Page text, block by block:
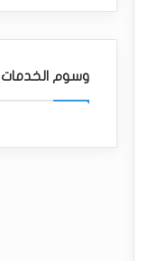
وسوم الخدمات